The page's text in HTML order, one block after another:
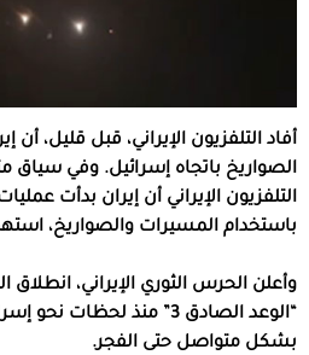
أفاد التلفزيون الإيراني، قبل قليل،
الصواريخ باتجاه إسرائيل. وفي سياق
التلفزيون الإيراني أن إيران بدأت
باستخدام المسيرات والصواريخ،
وأعلن الحرس الثوري الإيراني،
“الوعد الصادق 3” منذ
بشكل متواصل حتى الفجر.